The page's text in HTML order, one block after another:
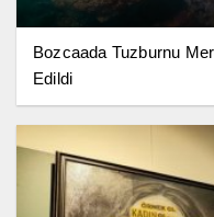
Bozcaada Tuzburnu
Edildi